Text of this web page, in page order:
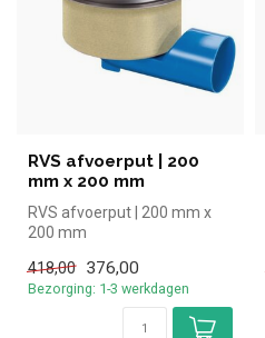
RVS afvoerput | 200
mm x 200 mm
RVS afvoerput | 200 mm x
200 mm
418,00
376,00
Bezorging: 1-3 werkdagen